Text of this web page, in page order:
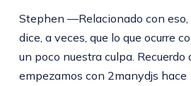
Stephen —Relacionado con eso,
dice, a veces, que lo que ocurre
un poco nuestra culpa. Recuerdo
empezamos con 2manydjs